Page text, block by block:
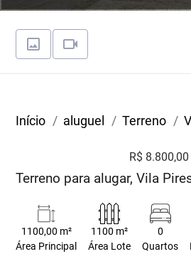
Início aluguel Terreno
R$ 8.800,00
Terreno para alugar, Vila
1100,00 m²
Área Principal
1100 m²
Área Lote
0
Quartos